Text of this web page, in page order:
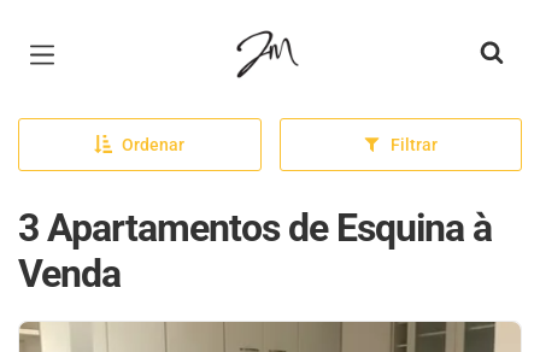
Página inicial
Ordenar Filtrar
3 Apartamentos de Esquina à
Venda